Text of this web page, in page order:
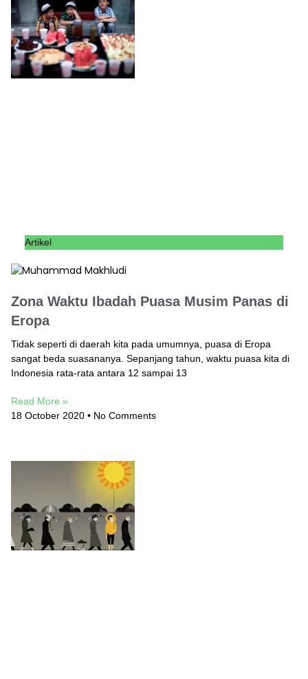
Artikel
Zona Waktu Ibadah Puasa Musim Panas di
Eropa
Tidak seperti di daerah kita pada umumnya, puasa di Eropa
sangat beda suasananya. Sepanjang tahun, waktu puasa kita di
Indonesia rata-rata antara 12 sampai 13
Read More »
18 October 2020
No Comments